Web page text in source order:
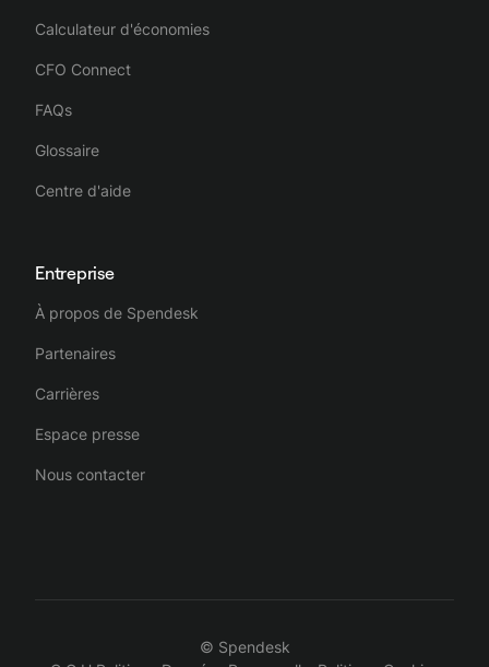
Calculateur d'économies
CFO Connect
FAQs
Glossaire
Centre d'aide
Entreprise
À propos de Spendesk
Partenaires
Carrières
Espace presse
Nous contacter
© Spendesk